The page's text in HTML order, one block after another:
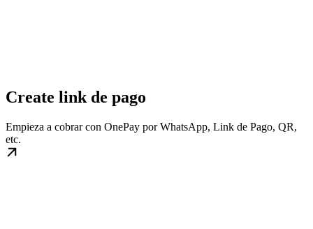
Create link de pago
Empieza a cobrar con OnePay por WhatsApp, Link de Pago, QR,
etc.